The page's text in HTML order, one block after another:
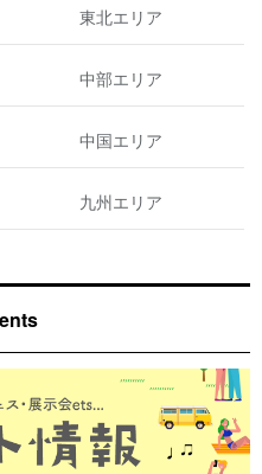
東北エリア
中部エリア
中国エリア
九州エリア